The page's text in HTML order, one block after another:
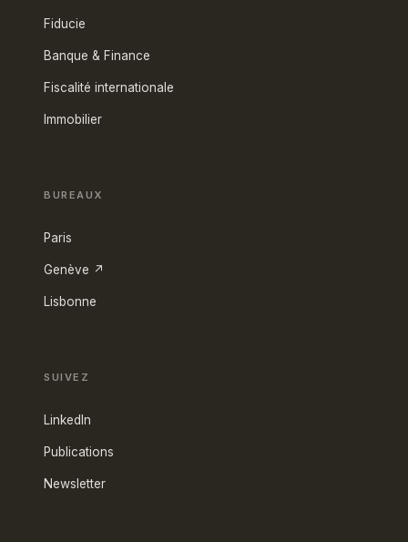
Fiducie
Banque & Finance
Fiscalité internationale
Immobilier
BUREAUX
Paris
Genève ↗
Lisbonne
SUIVEZ
LinkedIn
Publications
Newsletter